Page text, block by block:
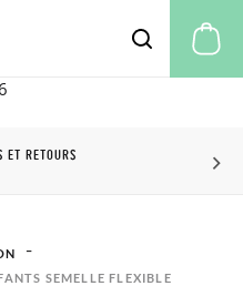
ÉCHANGES
SEMELLE FLEXIBLE